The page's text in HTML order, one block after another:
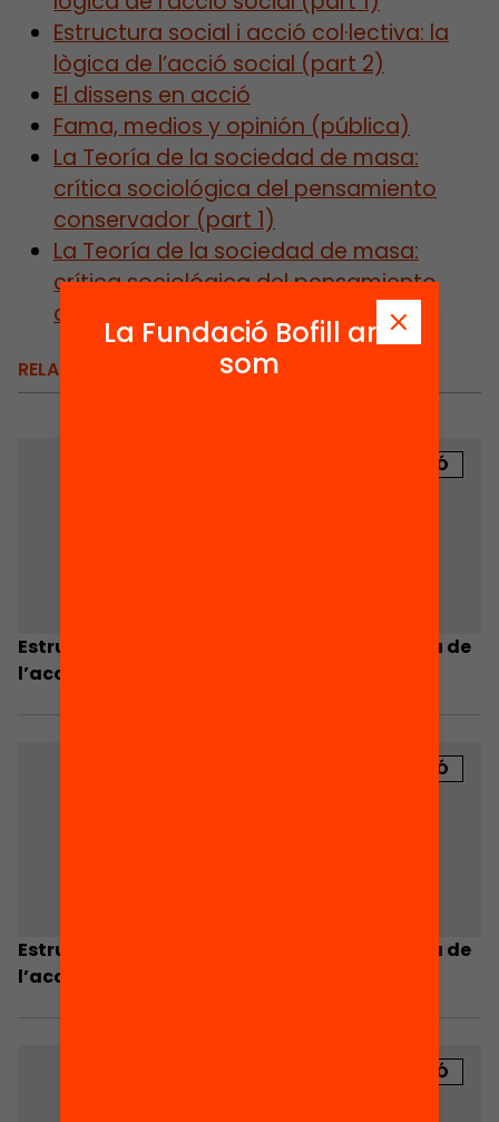
Estructura social i acció col·lectiva: la
lògica de l’acció social (part 2)
El dissens en acció
Fama, medios y opinión (pública)
La Teoría de la sociedad de masa:
crítica sociológica del pensamiento
conservador (part 1)
La Teoría de la sociedad de masa:
crítica sociológica del pensamiento
conservador (part 2)
RELACIONATS
PUBLICACIÓ
Estructura social i acció col·lectiva: la lògica de
l’acció social (part 1)
PUBLICACIÓ
Estructura social i acció col·lectiva: la lògica de
l’acció social (part 2)
PUBLICACIÓ
La Fundació Bofill ara
som